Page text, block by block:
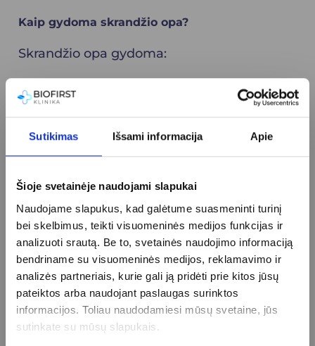
Sutikimas Išsami informacija Apie
Šioje svetainėje naudojami slapukai
Naudojame slapukus, kad galėtume suasmeninti turinį
bei skelbimus, teikti visuomeninės medijos funkcijas ir
analizuoti srautą. Be to, svetainės naudojimo informaciją
bendriname su visuomeninės medijos, reklamavimo ir
analizės partneriais, kurie gali ją pridėti prie kitos jūsų
pateiktos arba naudojant paslaugas surinktos
informacijos. Toliau naudodamiesi mūsų svetaine, jūs
sutinkate su mūsų slapukais.
Kaip gydoma skrandžio opa?
Skrandžio opa gydoma:
rūgštingumą – protonų siurblio
gleivinės gijimas, sudaromos
daugintis.
antibiotikais Helicobacter Pylori
naikinimui. Jie vartojami kartu su rūgštį
slopinančiais vaistais.
vengimu medikamentų, neigiamai
veikiančių skrandžio gleivinę.
laikantis sveikos mitybos principų,
metant rūkyti.